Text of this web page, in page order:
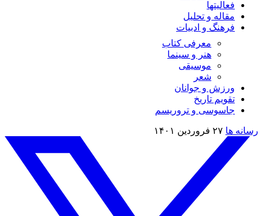
فعالیتها
مقاله و تحلیل
فرهنگ و ادبیات
معرفی کتاب
هنر و سینما
موسیقی
شعر
ورزش و جوانان
تقویم تاريخ
جاسوسی و تروریسم
رسانه ها ۲۷ فروردین ۱۴۰۱